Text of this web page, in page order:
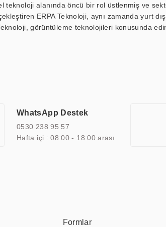
teknoloji alanında öncü bir rol üstlenmiş ve
ERPA Teknoloji, aynı zamanda yurt
görüntüleme teknolojileri konusunda
kalite belgelerine ve sertifikalara sahip
çözümleri ile iş ortaklarının öne çıkmasına
WhatsApp Destek
0530 238 95 57
Hafta içi : 08:00 - 18:00 arası
Formlar